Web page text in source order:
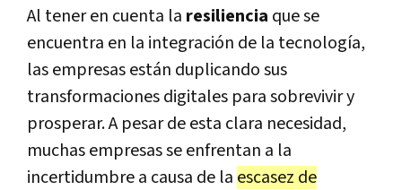
Al tener en cuenta la resiliencia que se
encuentra en la integración de la tecnología,
las empresas están duplicando sus
transformaciones digitales para sobrevivir y
prosperar. A pesar de esta clara necesidad,
muchas empresas se enfrentan a la
incertidumbre a causa de la escasez de